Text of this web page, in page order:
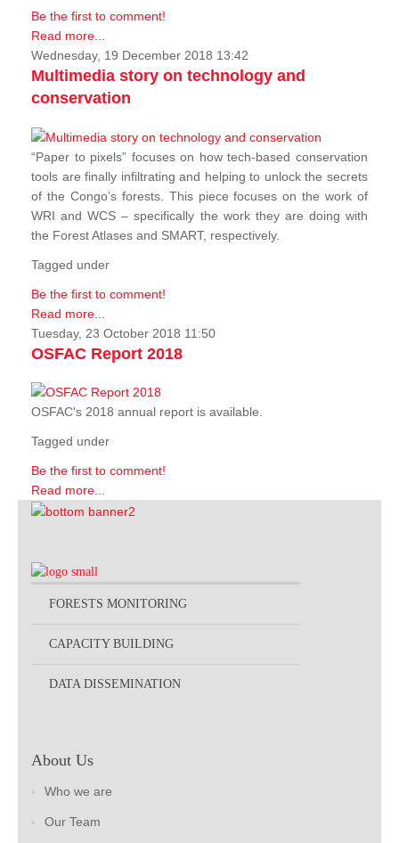
Be the first to comment!
Read more...
Wednesday, 19 December 2018 13:42
Multimedia story on technology and
conservation
“Paper to pixels” focuses on how tech-based conservation
tools are finally infiltrating and helping to unlock the secrets
of the Congo’s forests. This piece focuses on the work of
WRI and WCS – specifically the work they are doing with
the Forest Atlases and SMART, respectively.
Tagged under
Be the first to comment!
Read more...
Tuesday, 23 October 2018 11:50
OSFAC Report 2018
OSFAC's 2018 annual report is available.
Tagged under
Be the first to comment!
Read more...
FORESTS MONITORING
CAPACITY BUILDING
DATA DISSEMINATION
About Us
Who we are
Our Team